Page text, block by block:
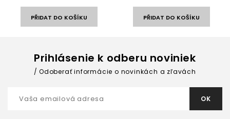
PŘIDAT DO KOŠÍKU PŘIDAT DO KOŠÍKU
Prihlásenie k odberu noviniek
Odoberať informácie o novinkách a zľavách